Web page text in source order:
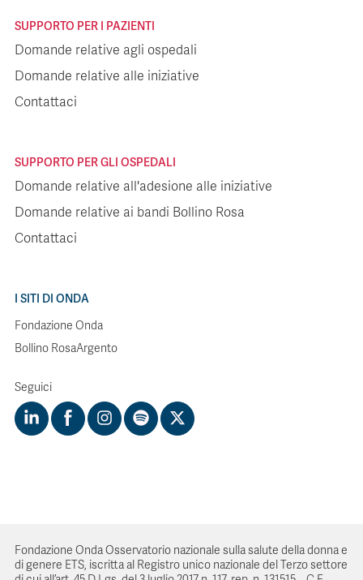
SUPPORTO PER I PAZIENTI
Domande relative agli ospedali
Domande relative alle iniziative
Contattaci
SUPPORTO PER GLI OSPEDALI
Domande relative all'adesione alle iniziative
Domande relative ai bandi Bollino Rosa
Contattaci
I SITI DI ONDA
Fondazione Onda
Bollino RosaArgento
Seguici
Fondazione Onda Osservatorio nazionale sulla salute della donna e
di genere ETS, iscritta al Registro unico nazionale del Terzo settore